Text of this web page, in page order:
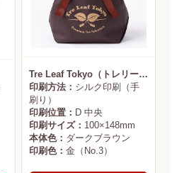
Tre Leaf Tokyo（トレリーフ東京） 様
印刷方法： シルク印刷（手
刷り）
印刷位置： D 中央
印刷サイズ： 100×148mm
本体色： ダークブラウン
印刷色： 金（No.3）